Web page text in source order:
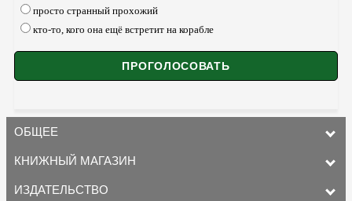
просто странный прохожий
кто-то, кого она ещё встретит на корабле
ОБЩЕЕ
КНИЖНЫЙ МАГАЗИН
ИЗДАТЕЛЬСТВО